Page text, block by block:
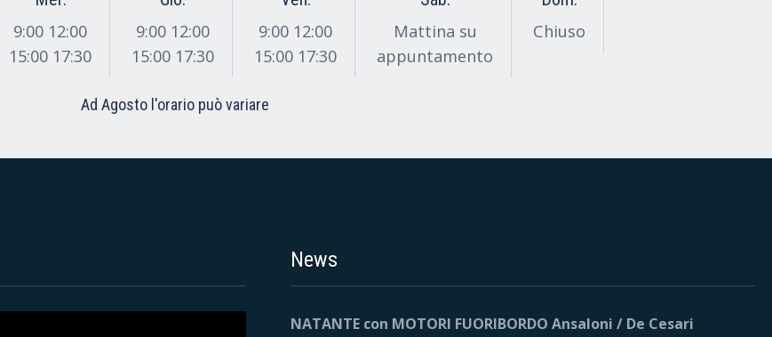
9:00 12:00
15:00 17:30
9:00 12:00
15:00 17:30
9:00 12:00
15:00 17:30
Mattina su
appuntamento
Chiuso
Ad Agosto l'orario può variare
News
NATANTE con MOTORI FUORIBORDO Ansaloni / De Cesari